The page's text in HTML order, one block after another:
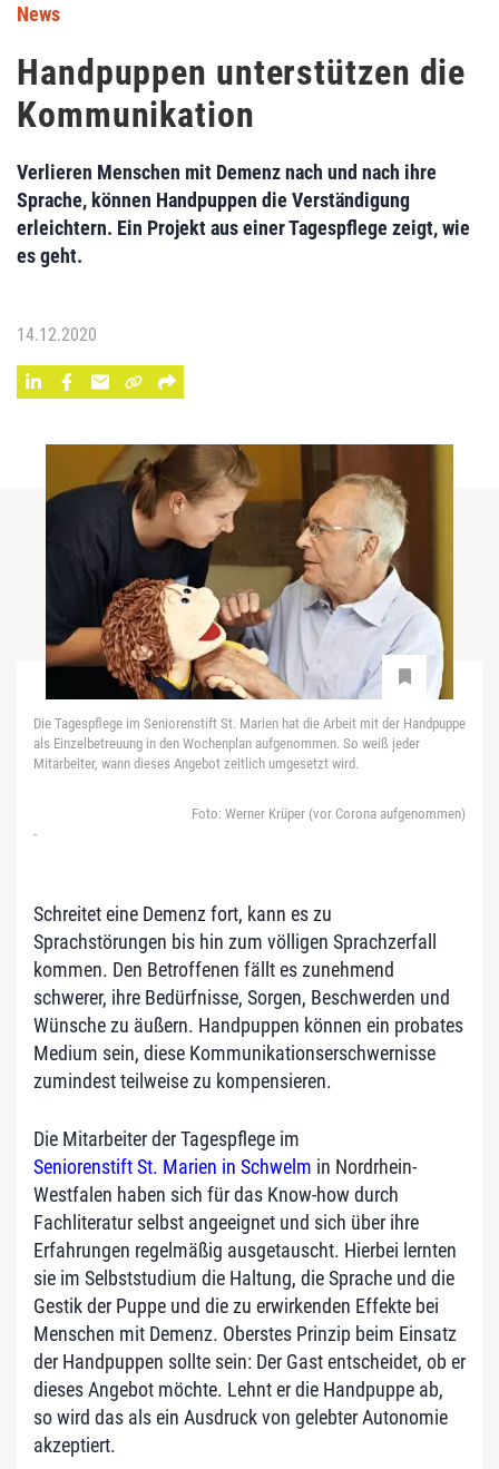
News
Handpuppen unterstützen die
Kommunikation
Verlieren Menschen mit Demenz nach und nach ihre
Sprache, können Handpuppen die Verständigung
erleichtern. Ein Projekt aus einer Tagespflege zeigt, wie
es geht.
14.12.2020
Die Tagespflege im Seniorenstift St. Marien hat die Arbeit mit der Handpuppe
als Einzelbetreuung in den Wochenplan aufgenommen. So weiß jeder
Mitarbeiter, wann dieses Angebot zeitlich umgesetzt wird.
Foto: Werner Krüper (vor Corona aufgenommen)
-
Schreitet eine Demenz fort, kann es zu
Sprachstörungen bis hin zum völligen Sprachzerfall
kommen. Den Betroffenen fällt es zunehmend
schwerer, ihre Bedürfnisse, Sorgen, Beschwerden und
Wünsche zu äußern. Handpuppen können ein probates
Medium sein, diese Kommunikationserschwernisse
zumindest teilweise zu kompensieren.
Die Mitarbeiter der Tagespflege im
Seniorenstift St. Marien in Schwelm in Nordrhein-
Westfalen haben sich für das Know-how durch
Fachliteratur selbst angeeignet und sich über ihre
Erfahrungen regelmäßig ausgetauscht. Hierbei lernten
sie im Selbststudium die Haltung, die Sprache und die
Gestik der Puppe und die zu erwirkenden Effekte bei
Menschen mit Demenz. Oberstes Prinzip beim Einsatz
der Handpuppen sollte sein: Der Gast entscheidet, ob er
dieses Angebot möchte. Lehnt er die Handpuppe ab,
so wird das als ein Ausdruck von gelebter Autonomie
akzeptiert.